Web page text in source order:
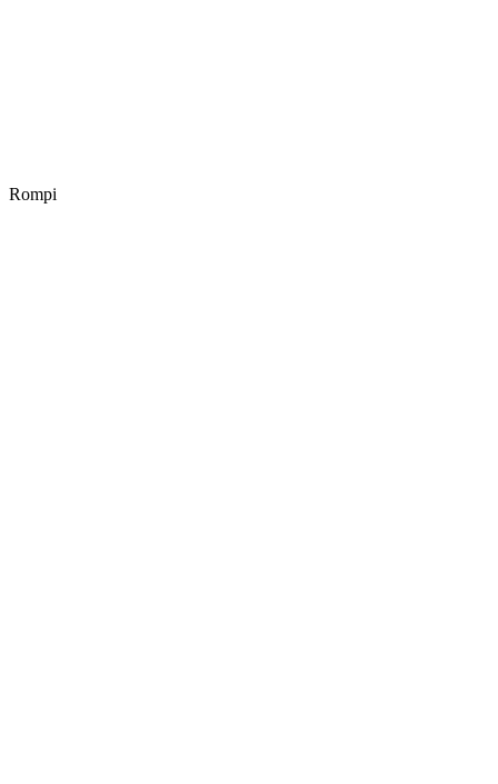
Rompi